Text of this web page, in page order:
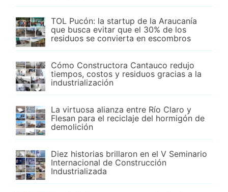
TOL Pucón: la startup de la Araucanía
que busca evitar que el 30% de los
residuos se convierta en escombros
Cómo Constructora Cantauco redujo
tiempos, costos y residuos gracias a la
industrialización
La virtuosa alianza entre Río Claro y
Flesan para el reciclaje del hormigón de
demolición
Diez historias brillaron en el V Seminario
Internacional de Construcción
Industrializada